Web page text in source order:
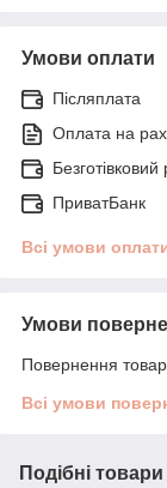
Умови оплати
Післяплата
Оплата на
ПриватБанк
Всі умови
Умови
Повернення
Всі умови
Подібні товари